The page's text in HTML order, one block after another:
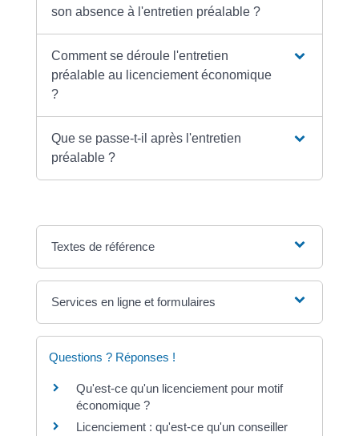
son absence à l'entretien préalable ?
Comment se déroule l'entretien
préalable au licenciement économique
?
Que se passe-t-il après l'entretien
préalable ?
Textes de référence
Services en ligne et formulaires
Questions ? Réponses !
Qu'est-ce qu'un licenciement pour motif
économique ?
Licenciement : qu'est-ce qu'un conseiller